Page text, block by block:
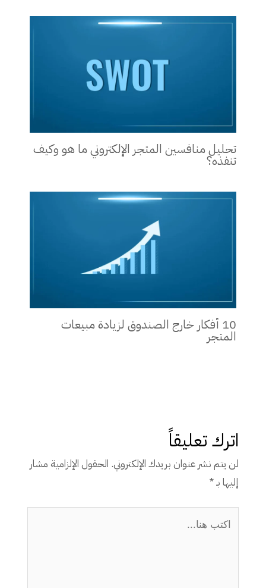
تحليل منافسين المتجر الإلكتروني ما هو وكيف
تنفذه؟
10 أفكار خارج الصندوق لزيادة مبيعات
المتجر
اترك تعليقاً
لن يتم نشر عنوان بريدك الإلكتروني. الحقول الإلزامية مشار
إليها بـ*